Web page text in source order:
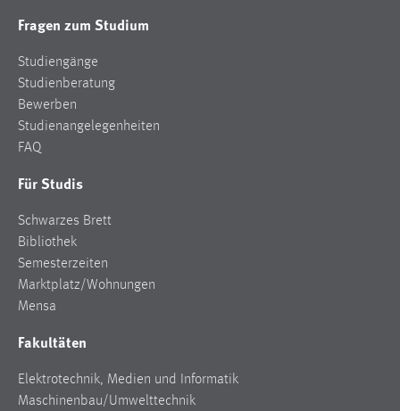
Fragen zum Studium
Studiengänge
Studienberatung
Bewerben
Studienangelegenheiten
FAQ
Für Studis
Schwarzes Brett
Bibliothek
Semesterzeiten
Marktplatz/Wohnungen
Mensa
Fakultäten
Elektrotechnik, Medien und Informatik
Maschinenbau/Umwelttechnik